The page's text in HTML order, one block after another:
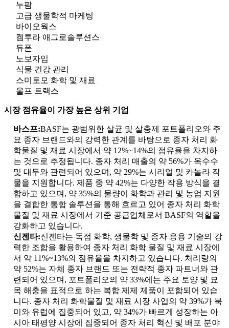
누팜
고급 생물학적 마케팅
바이오웍스
켐투라 애그로솔루션스
듀폰
노보자임
식물 건강 관리
스미토모 화학 및 재료
울프 트랙스
시장 점유율이 가장 높은 상위 기업
바스프:BASF는 광범위한 살균 및 살충제 포트폴리오와 주
요 종자 브랜드와의 강력한 관계를 바탕으로 종자 처리 화
학물질 및 재료 시장에서 약 12%~14%의 점유율을 차지하
는 것으로 추정됩니다. 종자 처리 매출의 약 56%가 옥수수
및 대두와 관련되어 있으며, 약 29%는 시리얼 및 카놀라 작
물을 지원합니다. 제품 중 약 42%는 다양한 작용 방식을 결
합하고 있으며, 약 35%의 물량이 화학과 관리 및 농업 지원
을 결합한 통합 솔루션을 통해 흐르고 있어 종자 처리 화학
물질 및 재료 시장에서 기준 공급업체로서 BASF의 역할을
강화하고 있습니다.
신젠타:신젠타는 독점 화학, 생물학 및 종자 응용 기술의 강
력한 조합을 활용하여 종자 처리 화학 물질 및 재료 시장에
서 약 11%~13%의 점유율을 차지하고 있습니다. 처리량의
약 52%는 자체 종자 브랜드 또는 전략적 종자 파트너와 관
련되어 있으며, 포트폴리오의 약 33%에는 주요 토양 및 묘
목 해충을 표적으로 하는 복합 제제 제품이 포함되어 있습
니다. 종자 처리 화학물질 및 재료 시장 사업의 약 39%가 북
미와 유럽에 집중되어 있고, 약 34%가 빠르게 성장하는 아
시아 태평양 시장에 집중되어 종자 처리 혁신 및 배포 분야